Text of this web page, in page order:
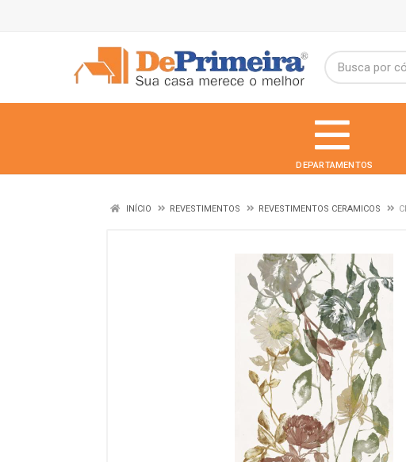
DEPARTAMENTOS
INÍCIO REVESTIMENTOS REVESTIMENTOS CERAMICOS